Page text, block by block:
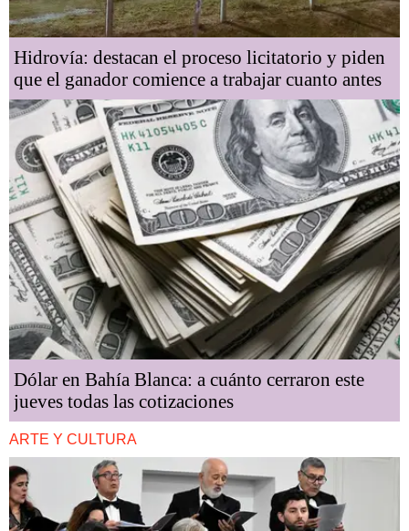
Hidrovía: destacan el proceso licitatorio y piden
que el ganador comience a trabajar cuanto antes
Dólar en Bahía Blanca: a cuánto cerraron este
jueves todas las cotizaciones
ARTE Y CULTURA